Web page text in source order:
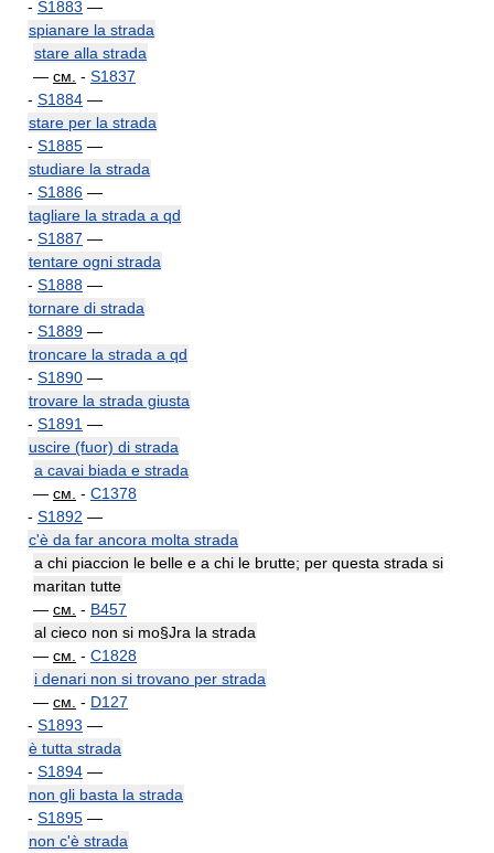
- S1883 —
spianare la strada
stare alla strada
— см. - S1837
- S1884 —
stare per la strada
- S1885 —
studiare la strada
- S1886 —
tagliare la strada a qd
- S1887 —
tentare ogni strada
- S1888 —
tornare di strada
- S1889 —
troncare la strada a qd
- S1890 —
trovare la strada giusta
- S1891 —
uscire (fuor) di strada
a cavai biada e strada
— см. - C1378
- S1892 —
c'è da far ancora molta strada
a chi piaccion le belle e a chi le brutte; per questa strada si
maritan tutte
— см. - B457
al cieco non si mo§Jra la strada
— см. - C1828
i denari non si trovano per strada
— см. - D127
- S1893 —
è tutta strada
- S1894 —
non gli basta la strada
- S1895 —
non c'è strada